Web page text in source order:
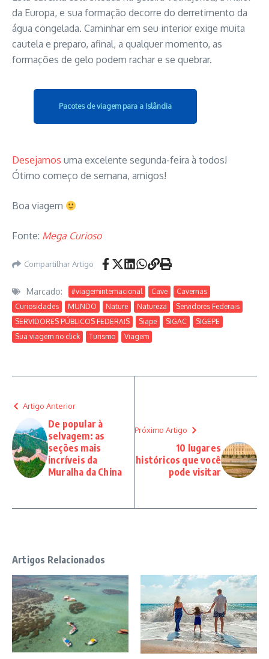
da Europa, e sua formação decorre do derretimento da
água congelada. Caminhar em seu interior exige muita
cautela e preparo, afinal, a qualquer momento, as
formações de gelo podem rachar e se quebrar.
Pacotes de viagem para a Islândia
Desejamos uma excelente segunda-feira à todos!
Ótimo começo de semana, amigos!
Boa viagem
Fonte: Mega Curioso
Compartilhar Artigo
Marcado: #viageminternacional Cave
Cavernas
Curiosidades
MUNDO Nature Natureza
Servidores Federais
SERVIDORES PÚBLICOS FEDERAIS
Siape SIGAC
SIGEPE
Sua viagem no click
Turismo Viagem
Artigo Anterior
De popular à
selvagem: as
seções mais
incríveis da
Muralha da China
Próximo Artigo
10 lugares
históricos que você
pode visitar
Artigos Relacionados